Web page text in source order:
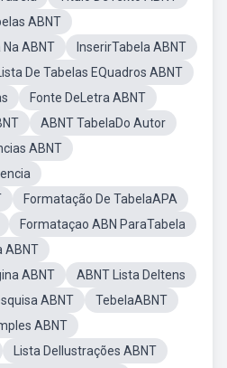
ABNT
ABNT
InserirTabela ABNT
Lista De Tabelas EQuadros ABNT
Fonte DeLetra ABNT
ABNT TabelaDo Autor
ABNT
Formatação De TabelaAPA
Formataçao ABN ParaTabela
ABNT
ABNT
ABNT Lista DeItens
ABNT
TebelaABNT
ABNT
Lista DeIlustrações ABNT